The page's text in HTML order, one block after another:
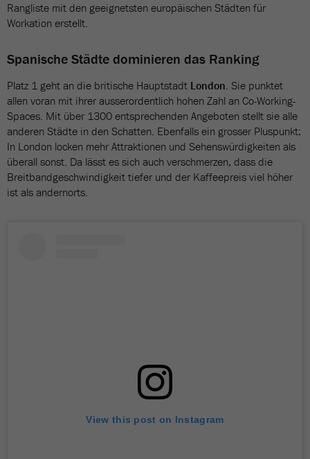
Rangliste mit den geeignetsten europäischen Städten für
Workation erstellt.
Spanische Städte dominieren das Ranking
Platz 1 geht an die britische Hauptstadt London. Sie punktet
allen voran mit ihrer ausserordentlich hohen Zahl an Co-Working-
Spaces. Mit über 1300 entsprechenden Angeboten stellt sie alle
anderen Städte in den Schatten. Ebenfalls ein grosser Pluspunkt:
In London locken mehr Attraktionen und Sehenswürdigkeiten als
überall sonst. Da lässt es sich auch verschmerzen, dass die
Breitbandgeschwindigkeit tiefer und der Kaffeepreis viel höher
ist als andernorts.
View this post on Instagram